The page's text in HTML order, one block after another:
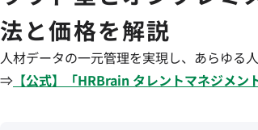
法と価格を解説
人材データの一元管理を実現し、あらゆる
⇒ 【公式】「HRBrain タレントマネジメン